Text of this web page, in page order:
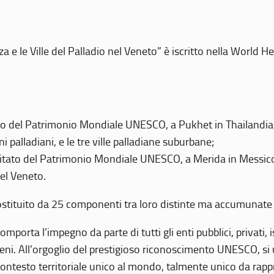
e le Ville del Palladio nel Veneto” è iscritto nella World
Patrimonio Mondiale UNESCO, a Pukhet in
palladiani, e le tre ville palladiane suburbane;
del Patrimonio Mondiale UNESCO, a Merida in
Veneto.
da 25 componenti tra loro distinte ma
l’impegno da parte di tutti gli enti pubblici,
All’orgoglio del prestigioso riconoscimento UNESCO,
territoriale unico al mondo, talmente unico da